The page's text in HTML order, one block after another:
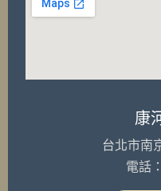
康
台北市南
電話：